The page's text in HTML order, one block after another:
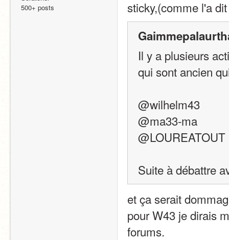
500+ posts
sticky,(comme l'a
Il y a plusieurs
qui sont ancien
@wilhelm43
@ma33-ma
@LOUREATOUT
Suite à débattre
et ça serait
pour W43 je dirais
forums.